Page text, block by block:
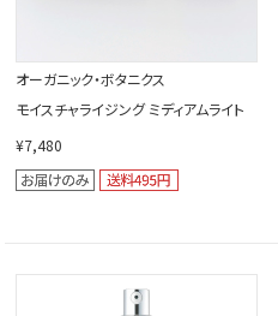
オーガニック・ボタニクス
モイスチャライジング ミディアムライト
¥7,480